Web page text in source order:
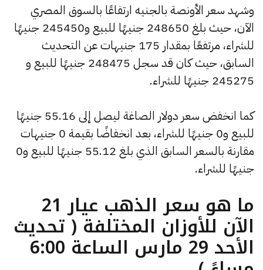
وشهد سعر الأونصة بالجنيه ارتفاعًا بالسوق المصري
الآن، حيث بلغ 248650 جنيهًا للبيع و245450 جنيهًا
للشراء، مرتفعًا بمقدار 175 جنيهات عن التحديث
السابق، حيث كان قد سجل 248475 جنيهًا للبيع و
245275 جنيهًا للشراء.
كما انخفض سعر دولار الصاغة ليصل إلى 55.16 جنيهًا
للبيع و0 جنيهًا للشراء، بعد انخفاضًا بقيمة 0 جنيهات
مقارنة بالسعر السابق الذي بلغ 55.12 جنيهًا للبيع و0
جنيهًا للشراء.
ما هو سعر الذهب عيار 21
الآن للأوزان المختلفة ( تحديث
الأحد 29 مارس الساعة 6:00